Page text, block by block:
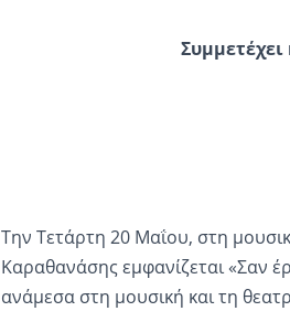
Την Τετάρτη 20 Μαΐου, στη
Καραθανάσης εμφανίζεται «Σαν
ανάμεσα στη μουσική και τη